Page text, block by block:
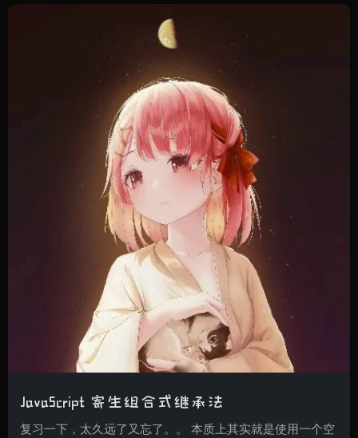
JavaScript 寄生组合式继承法
复习一下，太久远了又忘了。。 本质上其实就是使用一个空